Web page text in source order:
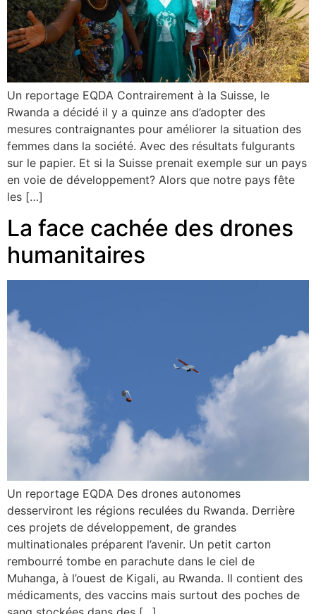
Un reportage EQDA Contrairement à la Suisse, le
Rwanda a décidé il y a quinze ans d’adopter des
mesures contraignantes pour améliorer la situation des
femmes dans la société. Avec des résultats fulgurants
sur le papier. Et si la Suisse prenait exemple sur un pays
en voie de développement? Alors que notre pays fête
les […]
La face cachée des drones
humanitaires
Un reportage EQDA Des drones autonomes
desserviront les régions reculées du Rwanda. Derrière
ces projets de développement, de grandes
multinationales préparent l’avenir. Un petit carton
rembourré tombe en parachute dans le ciel de
Muhanga, à l’ouest de Kigali, au Rwanda. Il contient des
médicaments, des vaccins mais surtout des poches de